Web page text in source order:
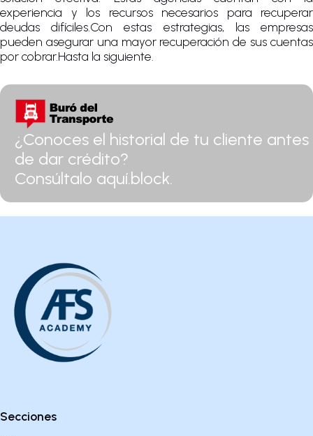
experiencia y los recursos necesarios para recuperar
deudas difíciles.Con estas estrategias, las empresas
pueden asegurar una mayor recuperación de sus cuentas
por cobrar.Hasta la siguiente.
¿Conoces el historial de tu cliente antes
de dar crédito?
Consúltalo aquí.block.
Secciones